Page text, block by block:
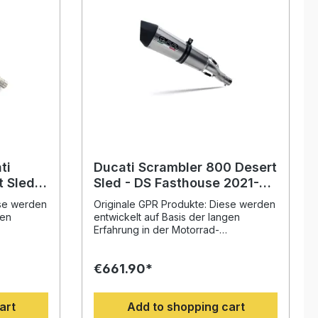
Sled -
werden
der
Sie Ihr
ein
Ducati Scrambler 800 Desert
Sled - DS Fasthouse 2021-
2024, GP Evo4 Titanium,
Homologated legal slip-on
exhaust including remov
Originale GPR Produkte: Diese werden
entwickelt auf Basis der langen
Erfahrung in der Motorrad-
Drehmoment und Leistung und der
gegenüber der Serie, werten Sie Ihr
Fahrzeug deutlich auf und erhalten ein
€661.90*
Add to shopping cart